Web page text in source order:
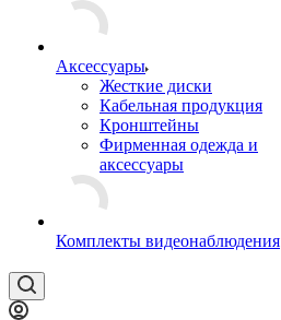
Аксессуары
Жесткие диски
Кабельная продукция
Кронштейны
Фирменная одежда и
аксессуары
Комплекты видеонаблюдения